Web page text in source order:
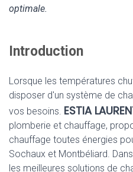
optimale.
Introduction
Lorsque les températures
disposer d'un système de
vos besoins. ESTIA
plomberie et chauffage,
chauffage toutes énergies
Sochaux et Montbéliard.
les meilleures solutions de